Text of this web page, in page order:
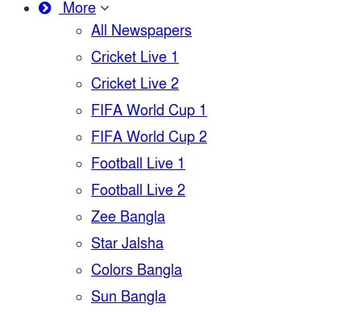
More
All Newspapers
Cricket Live 1
Cricket Live 2
FIFA World Cup 1
FIFA World Cup 2
Football Live 1
Football Live 2
Zee Bangla
Star Jalsha
Colors Bangla
Sun Bangla